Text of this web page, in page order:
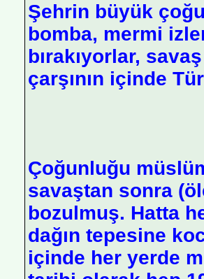
Şehrin büyük
bomba, mermi
bırakıyorlar,
çarşının içinde
Çoğunluğu
savaştan sonra
bozulmuş. Hatta
dağın tepesine
içinde her yerde